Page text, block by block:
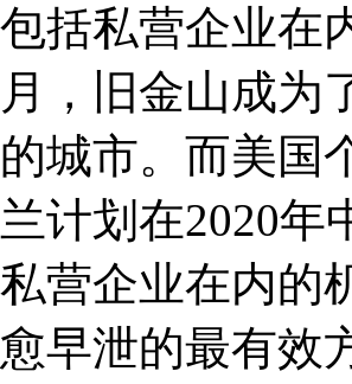
包括私营企业在
月，旧金山成为
的城市。而美国
兰计划在2020年
私营企业在内的
愈早泄的最有效